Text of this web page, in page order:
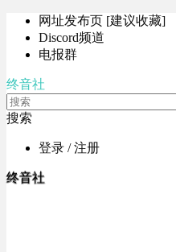
网址发布页 [建议收藏]
Discord频道
电报群
终音社
搜索
登录 / 注册
终音社